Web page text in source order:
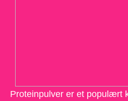
Proteinpulver er et populært